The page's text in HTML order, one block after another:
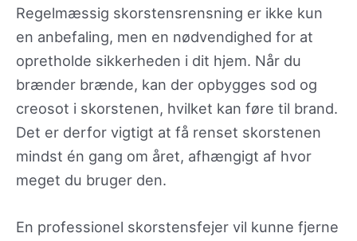
Regelmæssig skorstensrensning er ikke kun
en anbefaling, men en nødvendighed for at
opretholde sikkerheden i dit hjem. Når du
brænder brænde, kan der opbygges sod og
creosot i skorstenen, hvilket kan føre til brand.
Det er derfor vigtigt at få renset skorstenen
mindst én gang om året, afhængigt af hvor
meget du bruger den.
En professionel skorstensfejer vil kunne fjerne